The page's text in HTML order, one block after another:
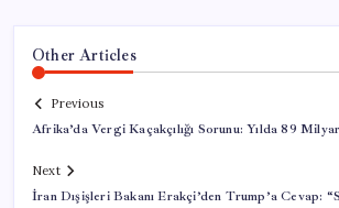
Other Articles
Previous
Afrika’da Vergi Kaçakçılığı Sorunu: Yılda 89
Next
İran Dışişleri Bakanı Erakçi’den Trump’a Cevap: